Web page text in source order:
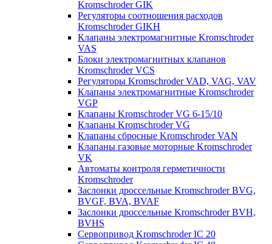
Kromschroder GIK
Регуляторы соотношения расходов
Kromschroder GIKH
Клапаны электромагнитные Kromschroder
VAS
Блоки электромагнитных клапанов
Kromschroder VCS
Регуляторы Kromschroder VAD, VAG, VAV
Клапаны электромагнитные Kromschroder
VGP
Клапаны Kromschroder VG 6-15/10
Клапаны Kromschroder VG
Клапаны сбросные Kromschroder VAN
Клапаны газовые моторные Kromschroder
VK
Автоматы контроля герметичности
Kromschroder
Заслонки дроссельные Kromschroder BVG,
BVGF, BVA, BVAF
Заслонки дроссельные Kromschroder BVH,
BVHS
Сервопривод Kromschroder IC 20